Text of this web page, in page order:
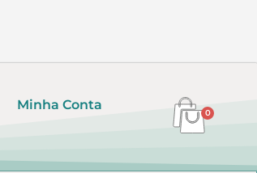
Minha Conta
0